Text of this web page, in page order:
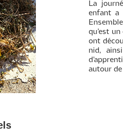
La
enfant a
qu’est
ont
nid,
autour